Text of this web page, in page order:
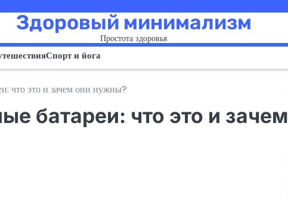
Здоровый минимализм
Простота здоровья
Спорт и йога
что это и зачем они нужны?
батареи: что это и зачем